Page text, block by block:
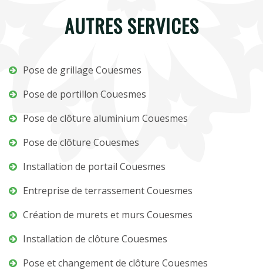
AUTRES SERVICES
Pose de grillage Couesmes
Pose de portillon Couesmes
Pose de clôture aluminium Couesmes
Pose de clôture Couesmes
Installation de portail Couesmes
Entreprise de terrassement Couesmes
Création de murets et murs Couesmes
Installation de clôture Couesmes
Pose et changement de clôture Couesmes